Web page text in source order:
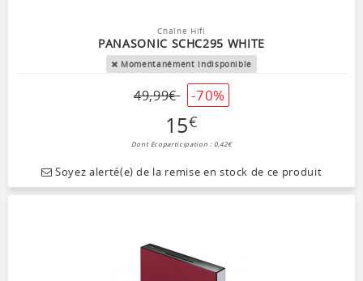
Chaîne Hifi
PANASONIC SCHC295 WHITE
Momentanément indisponible
49,99€ -70%
15€
Dont Ecoparticipation : 0,42€
Soyez alerté(e) de la remise en stock de ce produit